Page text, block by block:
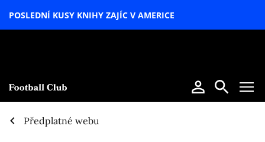
POSLEDNÍ KUSY KNIHY ZAJÍC V AMERICE
Předplatné webu